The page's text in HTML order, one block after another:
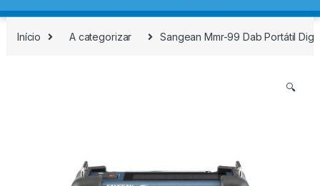
Início A categorizar Sangean Mmr-99 Dab Portátil
🔍